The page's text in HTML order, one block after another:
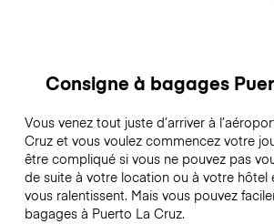
Consigne à bagages
Vous venez tout juste d’arriver à
Cruz et vous voulez commencez votre
être compliqué si vous ne pouvez pas
de suite à votre location ou à votre hôtel
vous ralentissent. Mais vous pouvez
bagages à Puerto La Cruz.